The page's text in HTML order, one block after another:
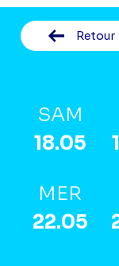
Retour
SAM
18.05
MER
22.05